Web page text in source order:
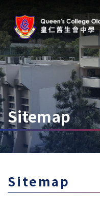
Sitemap
Sitemap